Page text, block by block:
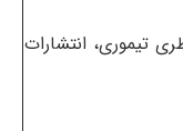
تیموری، انتشارات